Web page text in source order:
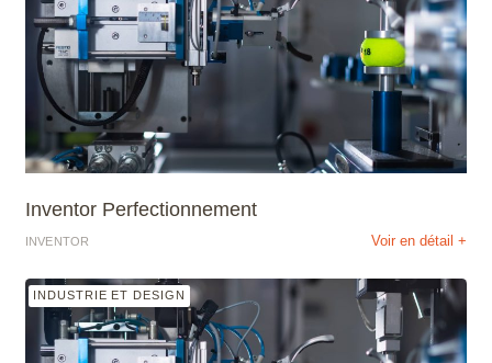
Inventor Perfectionnement
INVENTOR Voir en détail +
INDUSTRIE ET DESIGN